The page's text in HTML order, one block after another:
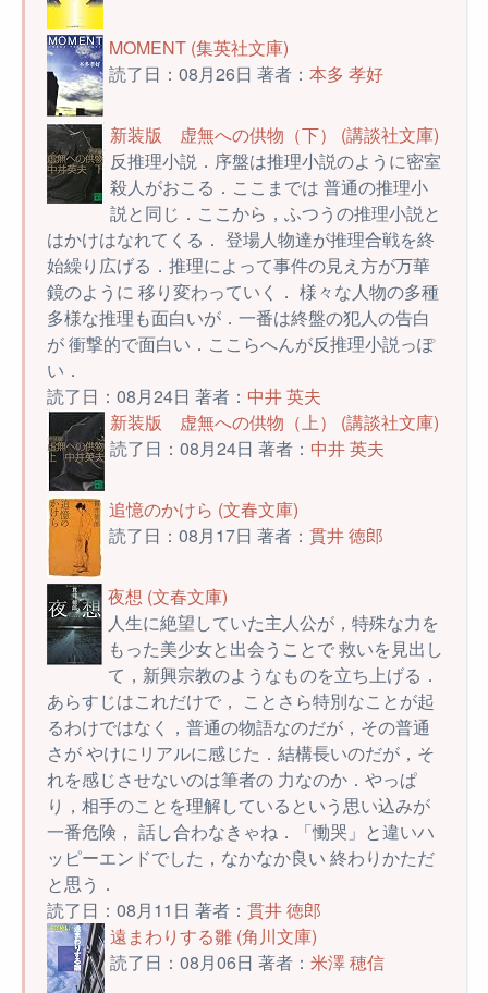
MOMENT (集英社文庫)
読了日：08月26日 著者： 本多 孝好
新装版 虚無への供物（下） (講談社文庫)
反推理小説．序盤は推理小説のように密室
殺人がおこる．ここまでは 普通の推理小
説と同じ．ここから，ふつうの推理小説と
はかけはなれてくる． 登場人物達が推理合戦を終
始繰り広げる．推理によって事件の見え方が万華
鏡のように 移り変わっていく． 様々な人物の多種
多様な推理も面白いが．一番は終盤の犯人の告白
が 衝撃的で面白い．ここらへんが反推理小説っぽ
い．
読了日：08月24日 著者： 中井 英夫
新装版 虚無への供物（上） (講談社文庫)
読了日：08月24日 著者： 中井 英夫
追憶のかけら (文春文庫)
読了日：08月17日 著者： 貫井 徳郎
夜想 (文春文庫)
人生に絶望していた主人公が，特殊な力を
もった美少女と出会うことで 救いを見出し
て，新興宗教のようなものを立ち上げる．
あらすじはこれだけで， ことさら特別なことが起
るわけではなく，普通の物語なのだが，その普通
さが やけにリアルに感じた．結構長いのだが，そ
れを感じさせないのは筆者の 力なのか．やっぱ
り，相手のことを理解しているという思い込みが
一番危険， 話し合わなきゃね．「慟哭」と違いハ
ッピーエンドでした，なかなか良い 終わりかただ
と思う．
読了日：08月11日 著者： 貫井 徳郎
遠まわりする雛 (角川文庫)
読了日：08月06日 著者： 米澤 穂信